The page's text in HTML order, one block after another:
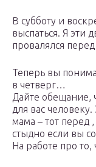
В субботу и
выспаться. Я эти
провалялся
Теперь вы
в четверг…
Дайте обещание,
для вас
мама – тот перед
стыдно если вы
На работе про